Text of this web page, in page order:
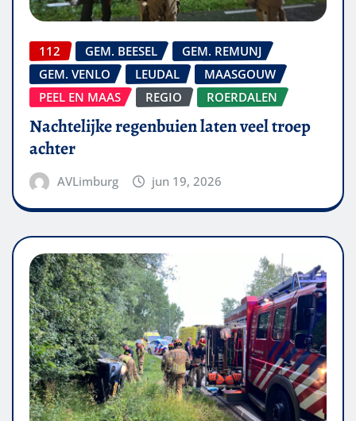
112 GEM. BEESEL
GEM. REMUNJ
GEM. VENLO
LEUDAL
MAASGOUW
PEEL EN MAAS
REGIO ROERDALEN
Nachtelijke regenbuien laten veel troep
achter
AVLimburg jun 19, 2026